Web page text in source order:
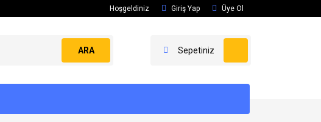
Hoşgeldiniz Giriş Yap Üye Ol
ARA Sepetiniz